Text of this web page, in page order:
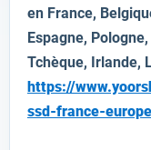
en France,
Espagne,
Tchèque, Irlande,
https://
ssd-france-europe